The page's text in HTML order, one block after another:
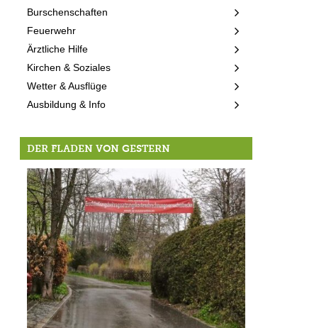
Burschenschaften
Feuerwehr
Ärztliche Hilfe
Kirchen & Soziales
Wetter & Ausflüge
Ausbildung & Info
DER FLADEN VON GESTERN